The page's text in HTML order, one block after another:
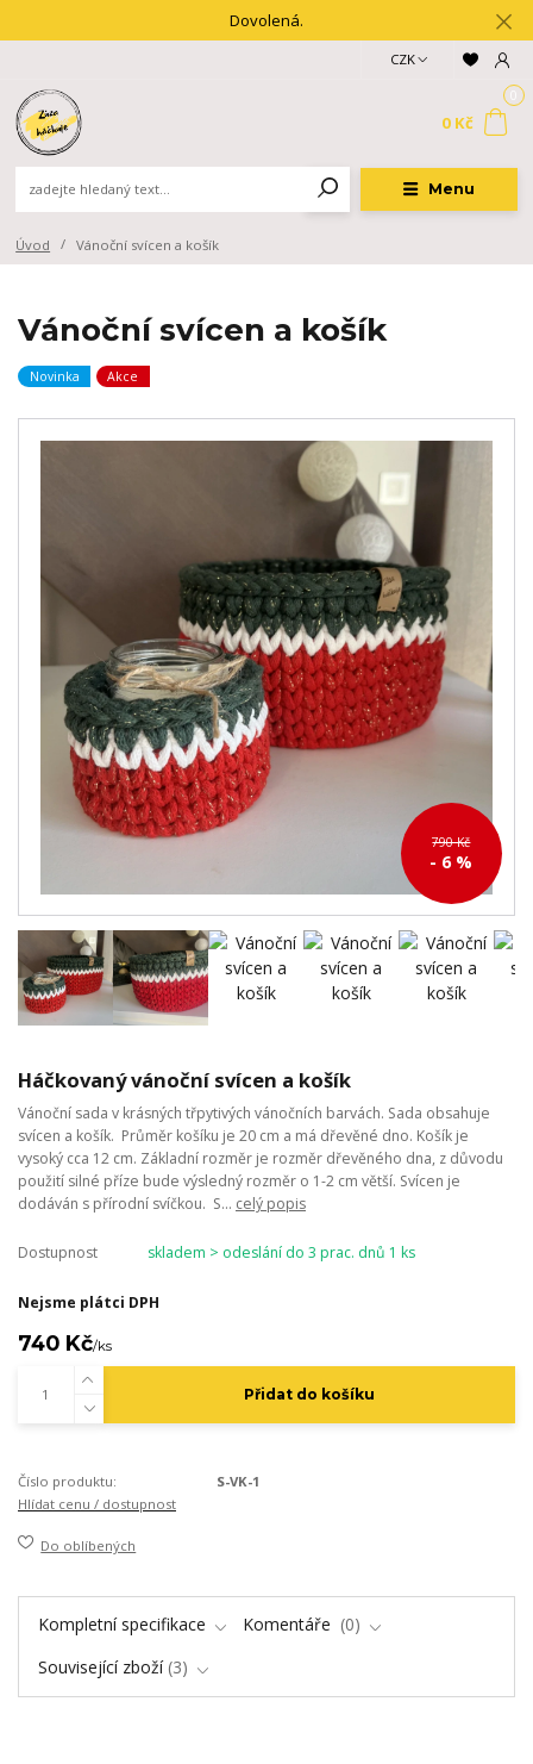
Dovolená.
Menu
CZK
0 Kč
Úvod Vánoční svícen a košík
Vánoční svícen a košík
Novinka Akce
790 Kč
- 6 %
Háčkovaný vánoční svícen a košík
Vánoční sada v krásných třpytivých vánočních barvách. Sada obsahuje
svícen a košík. Průměr košíku je 20 cm a má dřevěné dno. Košík je
vysoký cca 12 cm. Základní rozměr je rozměr dřevěného dna, z důvodu
použití silné příze bude výsledný rozměr o 1-2 cm větší. Svícen je
dodáván s přírodní svíčkou. S... celý popis
Dostupnost skladem > odeslání do 3 prac. dnů 1 ks
Nejsme plátci DPH
740 Kč/ks
Přidat do košíku
Číslo produktu:
S-VK-1
Hlídat cenu / dostupnost
Do oblíbených
Kompletní specifikace Komentáře
0
Související zboží 3